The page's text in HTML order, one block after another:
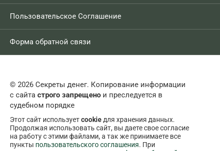
Пользовательское Соглашение
Форма обратной связи
© 2026 Секреты денег. Копирование информации
с сайта строго запрещено и преследуется в
судебном порядке
Этот сайт используетcookie для хранения данных.
Продолжая использовать сайт, вы даете свое согласие
на работу с этими файлами, а так же принимаете все
пункты пользовательского соглашения. При